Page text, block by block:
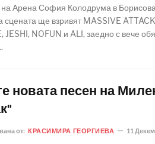
Арена София Колодрума в
сцената ще взривят MASSIVE
JESHI, NOFUN и ALI, заедно с вече
новата песен на
от: КРАСИМИРА ГЕОРГИЕВА 11